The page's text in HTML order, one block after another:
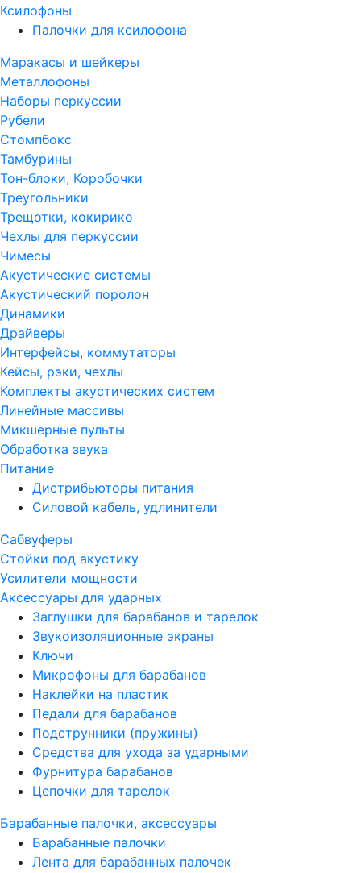
Ксилофоны
Палочки для ксилофона
Маракасы и шейкеры
Металлофоны
Наборы перкуссии
Рубели
Стомпбокс
Тамбурины
Тон-блоки, Коробочки
Треугольники
Трещотки, кокирико
Чехлы для перкуссии
Чимесы
Акустические системы
Акустический поролон
Динамики
Драйверы
Интерфейсы, коммутаторы
Кейсы, рэки, чехлы
Комплекты акустических систем
Линейные массивы
Микшерные пульты
Обработка звука
Питание
Дистрибьюторы питания
Силовой кабель, удлинители
Сабвуферы
Стойки под акустику
Усилители мощности
Аксессуары для ударных
Заглушки для барабанов и тарелок
Звукоизоляционные экраны
Ключи
Микрофоны для барабанов
Наклейки на пластик
Педали для барабанов
Подструнники (пружины)
Средства для ухода за ударными
Фурнитура барабанов
Цепочки для тарелок
Барабанные палочки, аксессуары
Барабанные палочки
Лента для барабанных палочек